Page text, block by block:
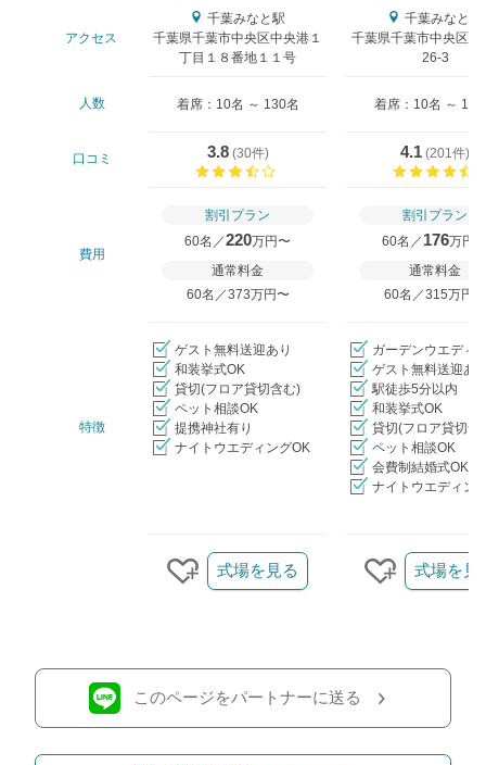
アクセス
千葉みなと駅
千葉県千葉市中央区中央港１
丁目１８番地１１号
千葉みなと駅
千葉県千葉市中央区中
26-3
人数 着席：10名 ～ 130名 着席：10名 ～ 130
口コミ 3.8(30件)
4.1 (201件)
費用
割引プラン
60名／220万円〜
通常料金
60名／373万円〜
割引プラン
60名／ 176万円
通常料金
60名／315万円〜
特徴
ゲスト無料送迎あり
和装挙式OK
貸切(フロア貸切含む)
ペット相談OK
提携神社有り
ナイトウエディングOK
ガーデンウエディ
ゲスト無料送迎あ
駅徒歩5分以内
和装挙式OK
貸切(フロア貸切含
ペット相談OK
会費制結婚式OK
ナイトウエディン
クリップする
式場を見る
クリップす
式場を見
このページをパートナーに送る